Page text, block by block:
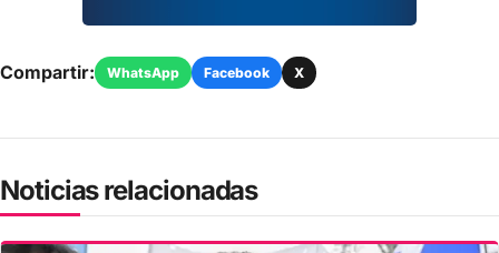
Compartir: WhatsApp Facebook X
Noticias relacionadas